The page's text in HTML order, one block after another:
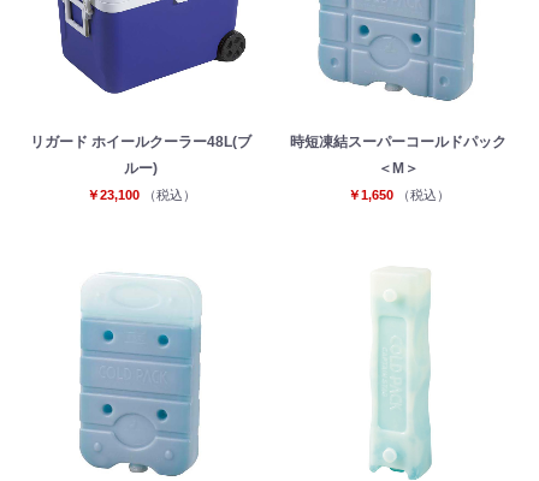
リガード ホイールクーラー48L(ブ
ルー)
￥23,100 （税込）
時短凍結スーパーコールドパック
＜M＞
￥1,650 （税込）